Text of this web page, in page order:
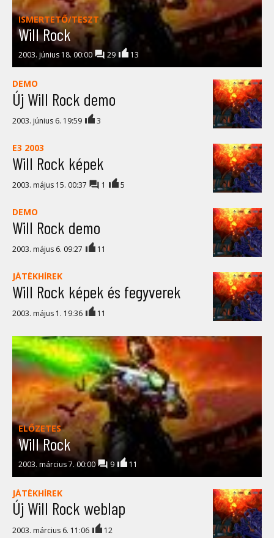
ISMERTETŐ/TESZT
Will Rock
2003. június 18. 00:00 29 13
DEMO
Új Will Rock demo
2003. június 6. 19:59 3
E3 2003
Will Rock képek
2003. május 15. 00:37 1 5
DEMO
Will Rock demo
2003. május 6. 09:27 11
JÁTÉKHÍREK
Will Rock képek és fegyverek
2003. május 1. 19:36 11
ELŐZETES
Will Rock
2003. március 7. 00:00 9 11
JÁTÉKHÍREK
Új Will Rock weblap
2003. március 6. 11:06 12